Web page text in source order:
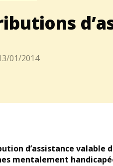
01/2014
d’assistance valable
mentalement